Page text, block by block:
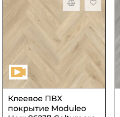
Клеевое ПВХ
покрытие Moduleo